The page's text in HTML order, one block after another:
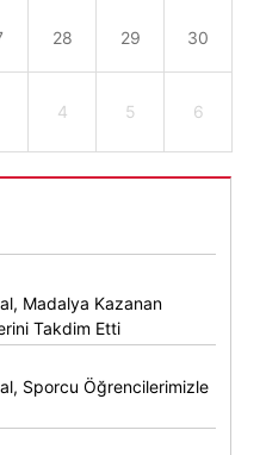
28 29 30
4 5 6
Madalya Kazanan
Takdim Etti
Sporcu Öğrencilerimizle